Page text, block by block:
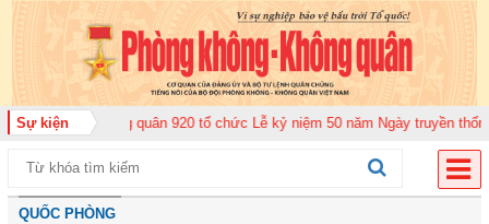
Sự kiện
đoàn Không quân 920 tổ chức Lễ kỷ niệm 50 năm Ngày truyền thống
QUỐC PHÒNG